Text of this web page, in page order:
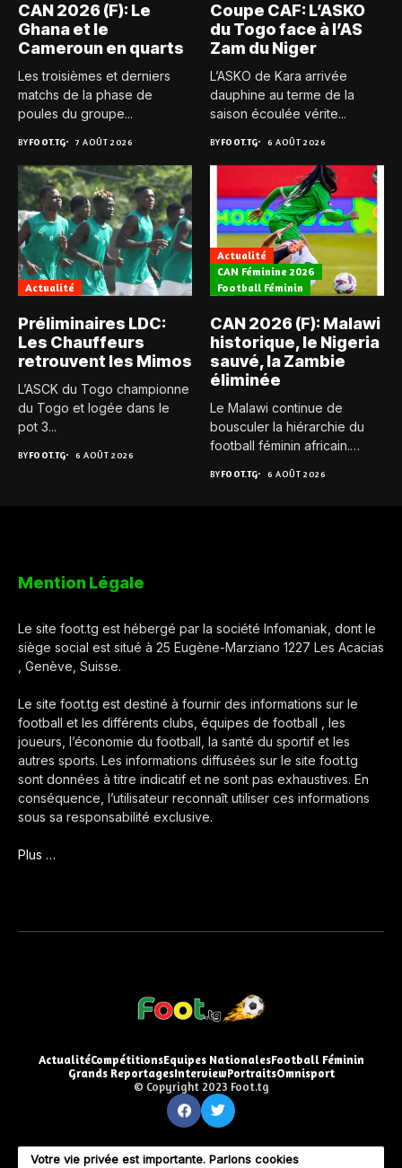
CAN 2026 (F): Le
Ghana et le
Cameroun en quarts
Les troisièmes et derniers
matchs de la phase de
poules du groupe...
BYFOOT.TG 7 AOÛT 2026
Coupe CAF: L’ASKO
du Togo face à l’AS
Zam du Niger
L’ASKO de Kara arrivée
dauphine au terme de la
saison écoulée vérite...
BYFOOT.TG 6 AOÛT 2026
Actualité
Préliminaires LDC:
Les Chauffeurs
retrouvent les Mimos
L’ASCK du Togo championne
du Togo et logée dans le
pot 3...
BYFOOT.TG 6 AOÛT 2026
Actualité
CAN Féminine 2026
Football Féminin
CAN 2026 (F): Malawi
historique, le Nigeria
sauvé, la Zambie
éliminée
Le Malawi continue de
bousculer la hiérarchie du
football féminin africain.
BYFOOT.TG 6 AOÛT 2026
Mention Légale
Le site foot.tg est hébergé par la société Infomaniak, dont le
siège social est situé à 25 Eugène-Marziano 1227 Les Acacias
, Genève, Suisse.
Le site foot.tg est destiné à fournir des informations sur le
football et les différents clubs, équipes de football , les
joueurs, l’économie du football, la santé du sportif et les
autres sports. Les informations diffusées sur le site foot.tg
sont données à titre indicatif et ne sont pas exhaustives. En
conséquence, l’utilisateur reconnaît utiliser ces informations
sous sa responsabilité exclusive.
Plus …
ActualitéCompétitionsEquipes NationalesFootball Féminin
Grands ReportagesInterviewPortraitsOmnisport
© Copyright 2023 Foot.tg
Votre vie privée est importante. Parlons cookies